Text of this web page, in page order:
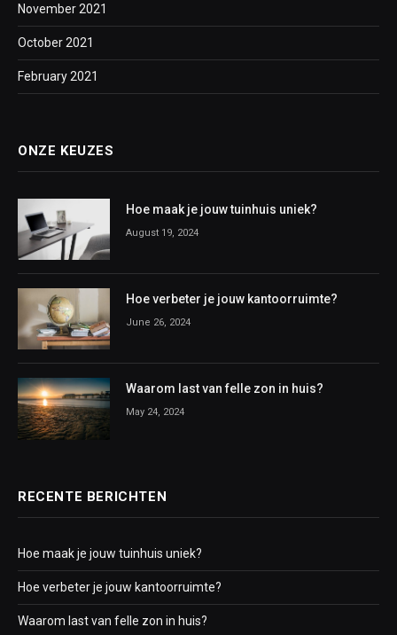
November 2021
October 2021
February 2021
ONZE KEUZES
Hoe maak je jouw tuinhuis uniek?
August 19, 2024
Hoe verbeter je jouw kantoorruimte?
June 26, 2024
Waarom last van felle zon in huis?
May 24, 2024
RECENTE BERICHTEN
Hoe maak je jouw tuinhuis uniek?
Hoe verbeter je jouw kantoorruimte?
Waarom last van felle zon in huis?